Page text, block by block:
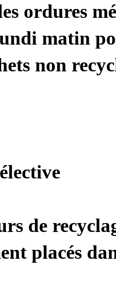
ordures
matin
non
de
placés